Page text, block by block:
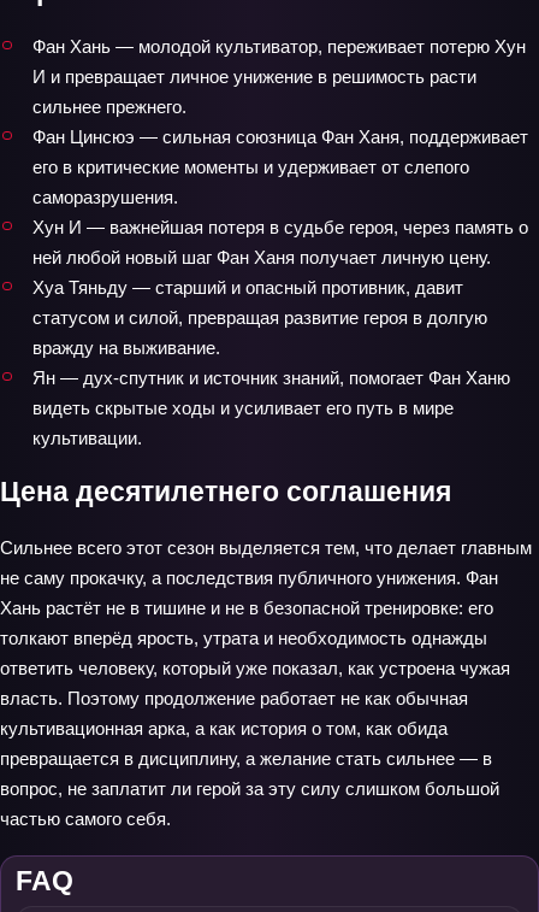
Фан Хань — молодой культиватор, переживает потерю Хун
И и превращает личное унижение в решимость расти
сильнее прежнего.
Фан Цинсюэ — сильная союзница Фан Ханя, поддерживает
его в критические моменты и удерживает от слепого
саморазрушения.
Хун И — важнейшая потеря в судьбе героя, через память о
ней любой новый шаг Фан Ханя получает личную цену.
Хуа Тяньду — старший и опасный противник, давит
статусом и силой, превращая развитие героя в долгую
вражду на выживание.
Ян — дух-спутник и источник знаний, помогает Фан Ханю
видеть скрытые ходы и усиливает его путь в мире
культивации.
Цена десятилетнего соглашения
Сильнее всего этот сезон выделяется тем, что делает главным
не саму прокачку, а последствия публичного унижения. Фан
Хань растёт не в тишине и не в безопасной тренировке: его
толкают вперёд ярость, утрата и необходимость однажды
ответить человеку, который уже показал, как устроена чужая
власть. Поэтому продолжение работает не как обычная
культивационная арка, а как история о том, как обида
превращается в дисциплину, а желание стать сильнее — в
вопрос, не заплатит ли герой за эту силу слишком большой
частью самого себя.
FAQ